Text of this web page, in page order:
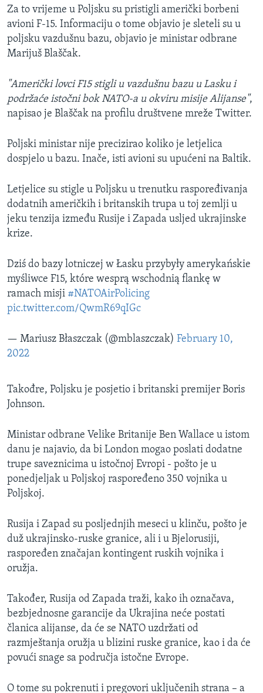
Za to vrijeme u Poljsku su pristigli američki borbeni
avioni F-15. Informaciju o tome objavio je sleteli su u
poljsku vazdušnu bazu, objavio je ministar odbrane
Marijuš Blaščak.
"Američki lovci F15 stigli u vazdušnu bazu u Lasku i
podržaće istočni bok NATO-a u okviru misije Alijanse",
napisao je Blaščak na profilu društvene mreže Twitter.
Poljski ministar nije precizirao koliko je letjelica
dospjelo u bazu. Inače, isti avioni su upućeni na Baltik.
Letjelice su stigle u Poljsku u trenutku raspoređivanja
dodatnih američkih i britanskih trupa u toj zemlji u
jeku tenzija između Rusije i Zapada usljed ukrajinske
krize.
Dziś do bazy lotniczej w Łasku przybyły amerykańskie
myśliwce F15, które wesprą wschodnią flankę w
ramach misji #NATOAirPolicing
pic.twitter.com/QwmR69qIGc
— Mariusz Błaszczak (@mblaszczak) February 10,
2022
Takođre, Poljsku je posjetio i britanski premijer Boris
Johnson.
Ministar odbrane Velike Britanije Ben Wallace​ u istom
danu je najavio, da bi London mogao poslati dodatne
trupe saveznicima u istočnoj Evropi - pošto je u
ponedjeljak u Poljskoj raspoređeno 350 vojnika u
Poljskoj.
Rusija i Zapad su posljednjih meseci u klinču, pošto je
duž ukrajinsko-ruske granice, ali i u Bjelorusiji,
raspoređen značajan kontingent ruskih vojnika i
oružja.
Također, Rusija od Zapada traži, kako ih označava,
bezbjednosne garancije da Ukrajina neće postati
članica alijanse, da će se NATO uzdržati od
razmještanja oružja u blizini ruske granice, kao i da će
povući snage sa područja istočne Evrope.
O tome su pokrenuti i pregovori uključenih strana – a